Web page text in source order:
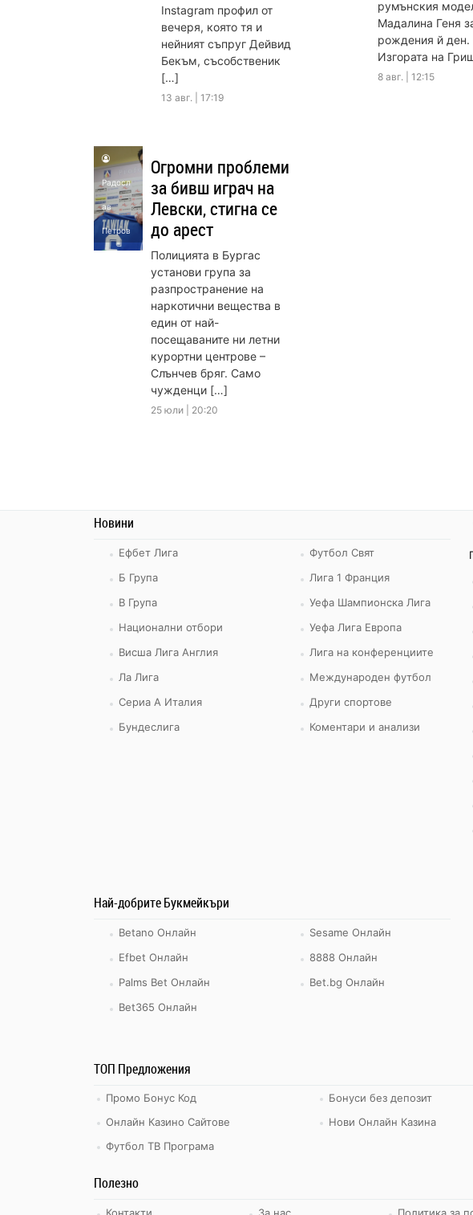
Instagram профил от
вечеря, която тя и
нейният съпруг Дейвид
Бекъм, съсобственик
[…]
13 авг. | 17:19
румънския
Мадалина Геня
рождения й ден.
Изгората на
8 авг. | 12:15
Радосл
ав
Петров
Огромни проблеми
за бивш играч на
Левски, стигна се
до арест
Полицията в Бургас
установи група за
разпространение на
наркотични вещества в
един от най-
посещаваните ни летни
курортни центрове –
Слънчев бряг. Само
чужденци […]
25 юли | 20:20
Новини
Ефбет Лига
Б Група
В Група
Национални отбори
Висша Лига Англия
Ла Лига
Сериа А Италия
Бундеслига
Футбол Свят
Лига 1 Франция
Уефа Шампионска Лига
Уефа Лига Европа
Лига на конференциите
Международен футбол
Други спортове
Коментари и анализи
Най-добрите Букмейкъри
Betano Онлайн
Efbet Онлайн
Palms Bet Онлайн
Bet365 Онлайн
Sesame Онлайн
8888 Онлайн
Bet.bg Онлайн
ТОП Предложения
Промо Бонус Код Бонуси без депозит
Онлайн Казино Сайтове
Нови Онлайн Казина
Футбол ТВ Програма
Полезно